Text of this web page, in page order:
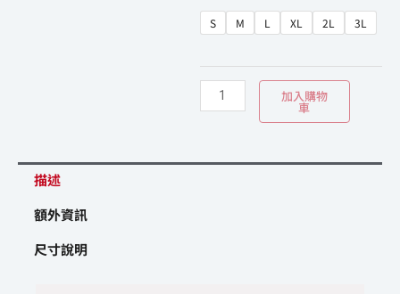
NT$2,180。NT$890。
S M L XL 2L 3L
季
款
CL8755
量
加入購物
車
描述
額外資訊
尺寸說明